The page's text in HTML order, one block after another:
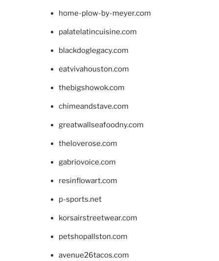
home-plow-by-meyer.com
palatelatincuisine.com
blackdoglegacy.com
eatvivahouston.com
thebigshowok.com
chimeandstave.com
greatwallseafoodny.com
theloverose.com
gabriovoice.com
resinflowart.com
p-sports.net
korsairstreetwear.com
petshopallston.com
avenue26tacos.com